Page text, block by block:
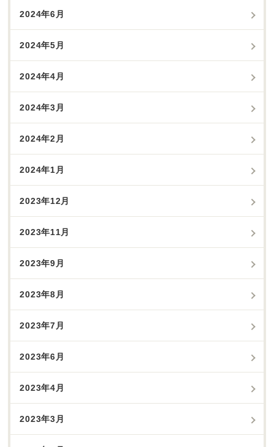
2024年6月
2024年5月
2024年4月
2024年3月
2024年2月
2024年1月
2023年12月
2023年11月
2023年9月
2023年8月
2023年7月
2023年6月
2023年4月
2023年3月